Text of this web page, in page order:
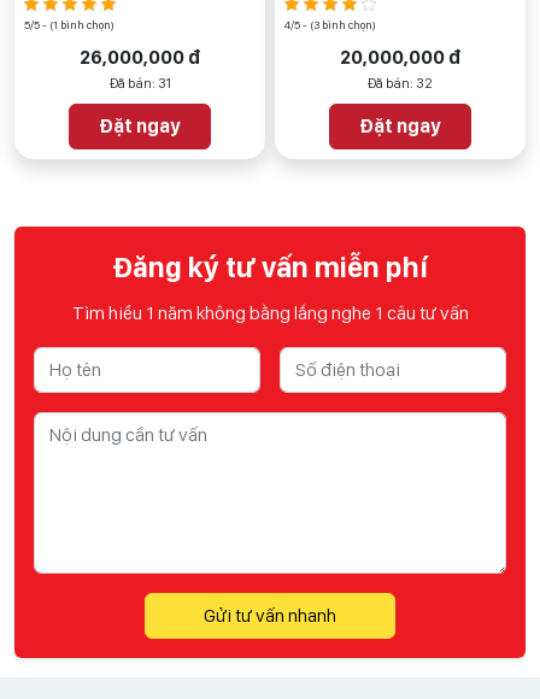
5/5 - (1 bình chọn)
26,000,000 đ
Đã bán: 31
Đặt ngay
4/5 - (3 bình chọn)
20,000,000 đ
Đã bán: 32
Đặt ngay
Đăng ký tư vấn miễn phí
Tìm hiểu 1 năm không bằng lắng nghe 1 câu tư vấn
Gửi tư vấn nhanh